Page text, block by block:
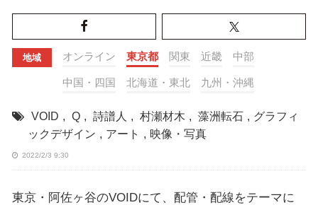
地域 オンライン 東京都 関東 近畿 中部
中国・四国 北海道・東北 九州・沖縄
VOID , Q , 詩譜人 , 村瀬材木 , 藻洲転石 , グラフィ
ックデザイン , アート , 映像・写真
2022/2/3 9:30
東京・阿佐ヶ谷のVOIDにて、配管・配線をテーマに